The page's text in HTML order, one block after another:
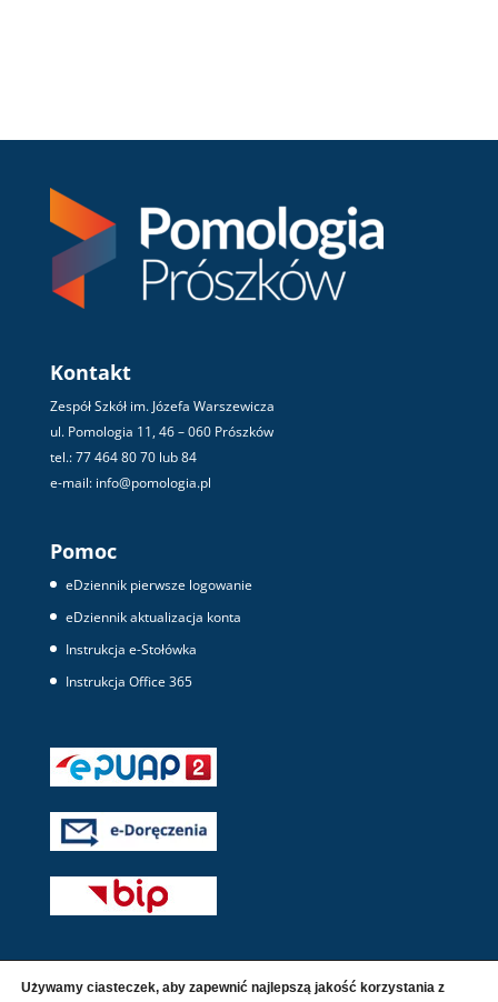
Kontakt
Zespół Szkół im. Józefa Warszewicza
ul. Pomologia 11, 46 – 060 Prószków
tel.: 77 464 80 70 lub 84
e-mail: info@pomologia.pl
Pomoc
eDziennik pierwsze logowanie
eDziennik aktualizacja konta
Instrukcja e-Stołówka
Instrukcja Office 365
Używamy ciasteczek, aby zapewnić najlepszą jakość korzystania z